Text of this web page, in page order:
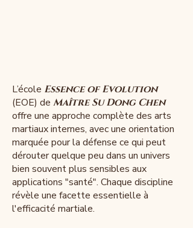
L’école Essence of Evolution
(EOE) de Maître Su Dong Chen
offre une approche complète des arts
martiaux internes, avec une orientation
marquée pour la défense ce qui peut
dérouter quelque peu dans un univers
bien souvent plus sensibles aux
applications "santé". Chaque discipline
révèle une facette essentielle à
l'efficacité martiale.​​​